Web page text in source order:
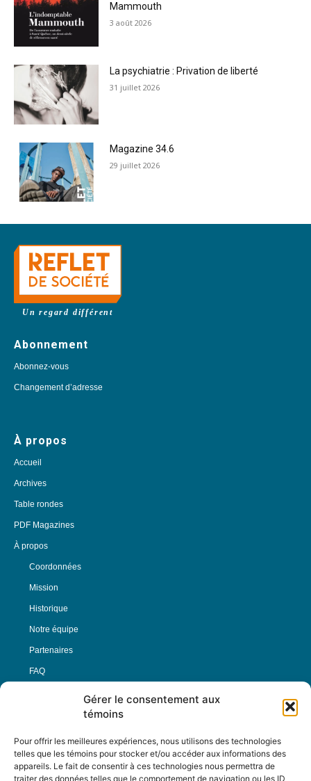
Gérer le consentement aux
témoins
Pour offrir les meilleures expériences, nous utilisons des technologies
telles que les témoins pour stocker et/ou accéder aux informations des
appareils. Le fait de consentir à ces technologies nous permettra de
traiter des données telles que le comportement de navigation ou les ID
Mammouth
3 août 2026
La psychiatrie : Privation de liberté
31 juillet 2026
Magazine 34.6
29 juillet 2026
Un regard différent
Abonnement
Abonnez-vous
Changement d’adresse
À propos
Accueil
Archives
Table rondes
PDF Magazines
À propos
Coordonnées
Mission
Historique
Notre équipe
Partenaires
FAQ
Nous Suivre